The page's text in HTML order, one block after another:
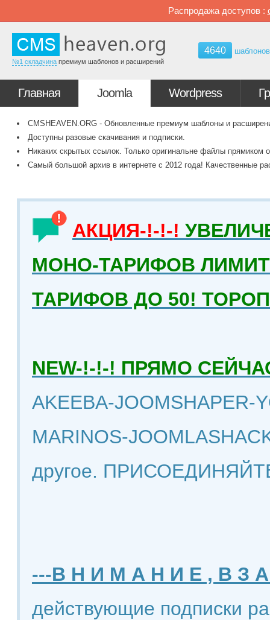
Распродажа доступов :
№1 складчина премиум шаблонов и расширений
4640 шаблонов
Главная Joomla Wordpress
CMSHEAVEN.ORG - Обновленные премиум шаблоны и
Доступны разовые скачивания и подписки.
Никаких скрытых ссылок. Только оригинальне файлы прямиком
Самый большой архив в интернете с 2012 года! Качественные
АКЦИЯ-!-!-!
МОНО-ТАРИФОВ
ТАРИФОВ ДО 50!
NEW-!-!-! ПРЯМО
AKEEBA-JOOMSHAPER-
MARINOS-
другое.
---В Н И М А Н И Е , В З
действующие подписки